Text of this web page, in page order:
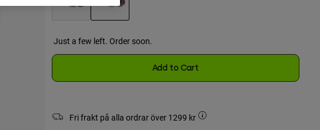
Just a few left. Order soon.
Add to Cart
Fri frakt på alla ordrar över 1299 kr